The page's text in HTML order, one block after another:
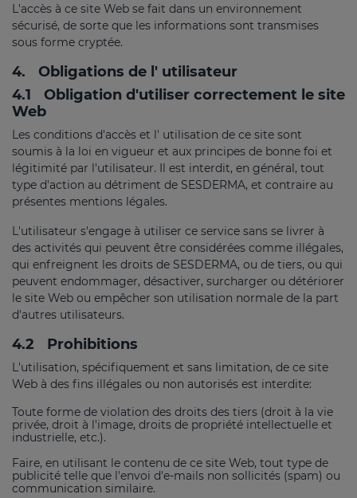
L'accès à ce site Web se fait dans un environnement
sécurisé, de sorte que les informations sont transmises
sous forme cryptée.
4.
Obligations de l' utilisateur
4.1
Obligation d'utiliser correctement le site
Web
Les conditions d'accès et l' utilisation de ce site sont
soumis à la loi en vigueur et aux principes de bonne foi et
légitimité par l'utilisateur. Il est interdit, en général, tout
type d'action au détriment de SESDERMA, et contraire au
présentes mentions légales.
L'utilisateur s'engage à utiliser ce service sans se livrer à
des activités qui peuvent être considérées comme illégales,
qui enfreignent les droits de SESDERMA, ou de tiers, ou qui
peuvent endommager, désactiver, surcharger ou détériorer
le site Web ou empêcher son utilisation normale de la part
d'autres utilisateurs.
4.2 Prohibitions
L'utilisation, spécifiquement et sans limitation, de ce site
Web à des fins illégales ou non autorisés est interdite:
Toute forme de violation des droits des tiers (droit à la vie
privée, droit à l'image, droits de propriété intellectuelle et
industrielle, etc.).
Faire, en utilisant le contenu de ce site Web, tout type de
publicité telle que l'envoi d'e-mails non sollicités (spam) ou
communication similaire.